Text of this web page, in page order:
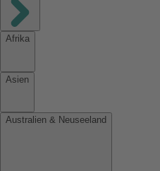
Afrika
Asien
Australien & Neuseeland